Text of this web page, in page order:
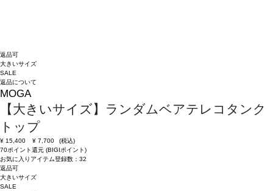
返品可
大きいサイズ
SALE
返品について
MOGA
【大きいサイズ】ランダムベアテレコタンク
トップ
¥ 15,400 ¥ 7,700
(税込)
70ポイント還元 (BIGIポイント)
お気に入りアイテム登録数： 32
返品可
大きいサイズ
SALE